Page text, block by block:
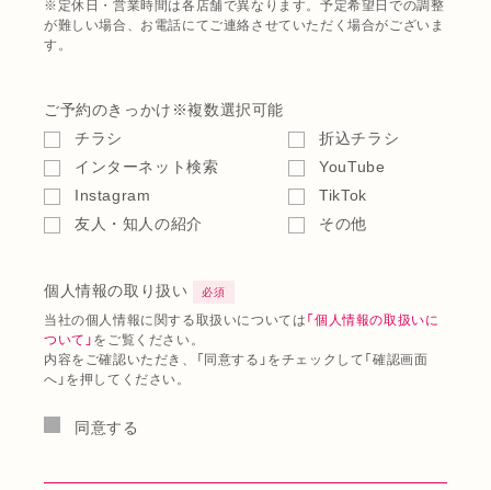
※定休日・営業時間は各店舗で異なります。予定希望日での調整
が難しい場合、お電話にてご連絡させていただく場合がございま
す。
ご予約のきっかけ ※複数選択可能
チラシ
折込チラシ
インターネット検索
YouTube
Instagram
TikTok
友人・知人の紹介
その他
個人情報の取り扱い 必須
当社の個人情報に関する取扱いについては「個人情報の取扱いに
ついて」をご覧ください。
内容をご確認いただき、「同意する」をチェックして「確認画面
へ」を押してください。
同意する